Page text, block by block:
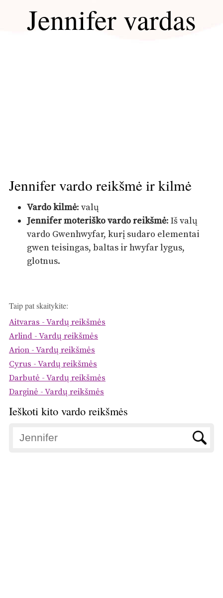
Jennifer vardas
Jennifer vardo reikšmė ir kilmė
Vardo kilmė: valų
Jennifer moteriško vardo reikšmė: Iš valų
vardo Gwenhwyfar, kurį sudaro elementai
gwen teisingas, baltas ir hwyfar lygus,
glotnus.
Taip pat skaitykite:
Aitvaras - Vardų reikšmės
Arlind - Vardų reikšmės
Arion - Vardų reikšmės
Cyrus - Vardų reikšmės
Darbutė - Vardų reikšmės
Darginė - Vardų reikšmės
Ieškoti kito vardo reikšmės